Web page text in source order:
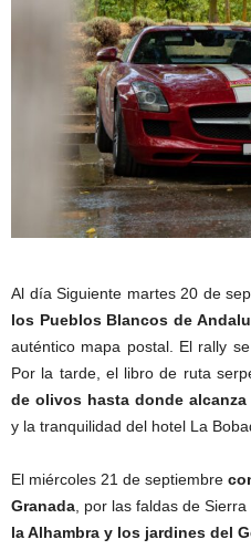
Al día Siguiente martes 20 de
los Pueblos Blancos de
auténtico mapa postal. El rally
Por la tarde, el libro de ruta
de olivos hasta donde alcanza
y la tranquilidad del hotel La
El miércoles 21 de septiembre
Granada , por las faldas de
la Alhambra y los jardines del